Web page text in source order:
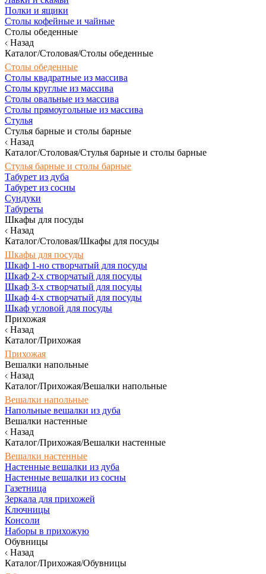
Полки и ящики
Столы кофейные и чайные
Столы обеденные
Назад
Каталог/Столовая/Столы обеденные
Столы обеденные
Столы квадратные из массива
Столы круглые из массива
Столы овальные из массива
Столы прямоугольные из массива
Стулья
Стулья барные и столы барные
Назад
Каталог/Столовая/Стулья барные и столы барные
Стулья барные и столы барные
Табурет из дуба
Табурет из сосны
Сундуки
Табуреты
Шкафы для посуды
Назад
Каталог/Столовая/Шкафы для посуды
Шкафы для посуды
Шкаф 1-но створчатый для посуды
Шкаф 2-х створчатый для посуды
Шкаф 3-х створчатый для посуды
Шкаф 4-х створчатый для посуды
Шкаф угловой для посуды
Прихожая
Назад
Каталог/Прихожая
Прихожая
Вешалки напольные
Назад
Каталог/Прихожая/Вешалки напольные
Вешалки напольные
Напольные вешалки из дуба
Вешалки настенные
Назад
Каталог/Прихожая/Вешалки настенные
Вешалки настенные
Настенные вешалки из дуба
Настенные вешалки из сосны
Газетница
Зеркала для прихожей
Ключницы
Консоли
Наборы в прихожую
Обувницы
Назад
Каталог/Прихожая/Обувницы